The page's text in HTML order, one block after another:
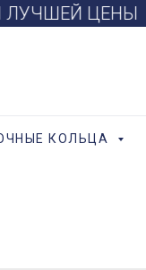
ЛУЧШЕЙ ЦЕНЫ
КОЛЬЦА